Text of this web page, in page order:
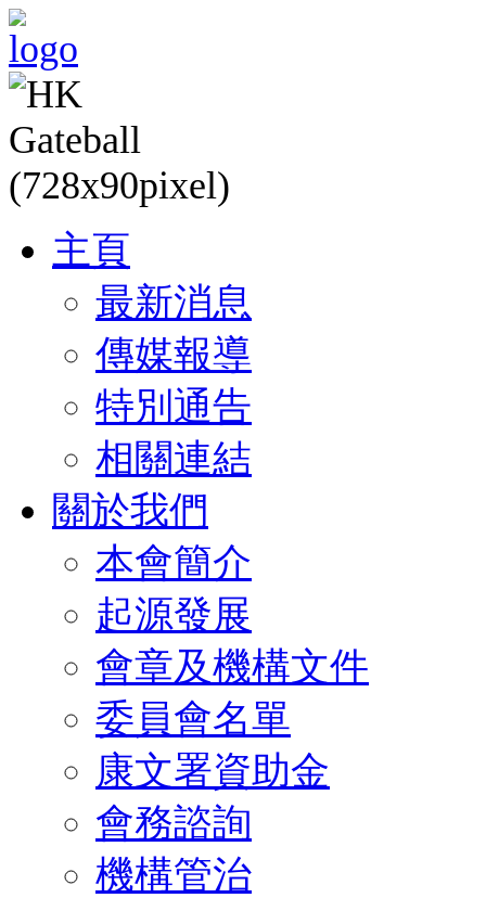
主頁
最新消息
傳媒報導
特別通告
相關連結
關於我們
本會簡介
起源發展
會章及機構文件
委員會名單
康文署資助金
會務諮詢
機構管治